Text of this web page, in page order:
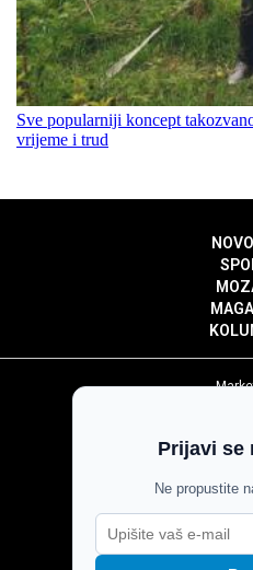
Sve popularniji koncept
vrijeme i trud
Pravila
Prijavi se
Ne propustite